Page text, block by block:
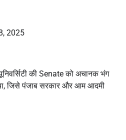
2025
की Senate को अचानक भंग
जिसे पंजाब सरकार और आम आदमी